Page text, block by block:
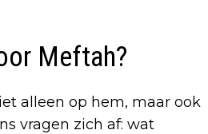
Meftah?
alleen op hem, maar ook
vragen zich af: wat